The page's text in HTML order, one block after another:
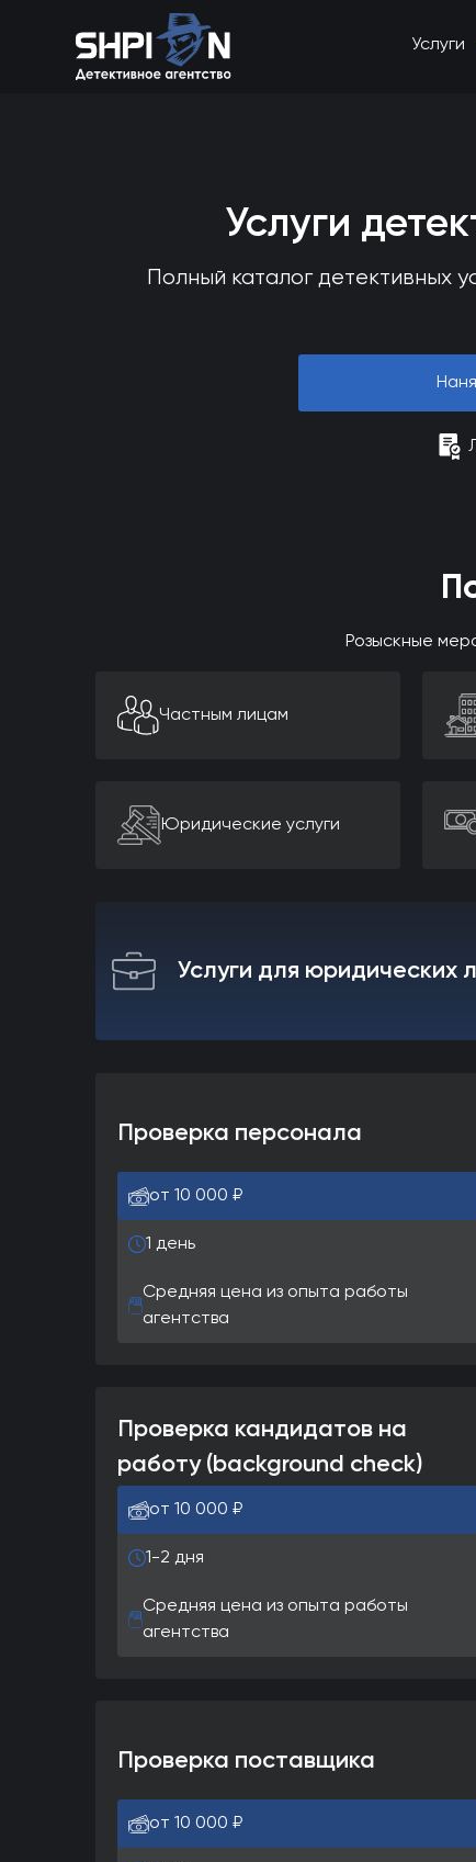
Услуги
Услуги
Полный каталог детективных
Розыскные
Частным лицам
Юридические услуги
Услуги для юридических
Проверка персонала
от 10 000 ₽
1 день
Средняя цена из опыта работы
агентства
Проверка кандидатов на
работу (background check)
от 10 000 ₽
1-2 дня
Средняя цена из опыта работы
агентства
Проверка поставщика
от 10 000 ₽